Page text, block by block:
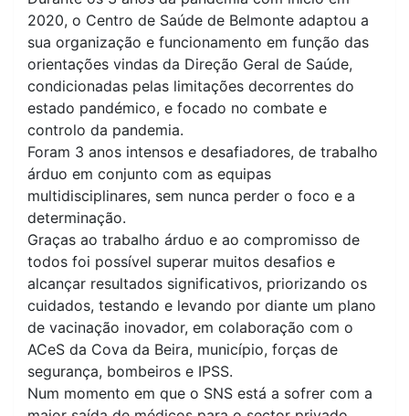
2020, o Centro de Saúde de Belmonte adaptou a
sua organização e funcionamento em função das
orientações vindas da Direção Geral de Saúde,
condicionadas pelas limitações decorrentes do
estado pandémico, e focado no combate e
controlo da pandemia.
Foram 3 anos intensos e desafiadores, de trabalho
árduo em conjunto com as equipas
multidisciplinares, sem nunca perder o foco e a
determinação.
Graças ao trabalho árduo e ao compromisso de
todos foi possível superar muitos desafios e
alcançar resultados significativos, priorizando os
cuidados, testando e levando por diante um plano
de vacinação inovador, em colaboração com o
ACeS da Cova da Beira, município, forças de
segurança, bombeiros e IPSS.
Num momento em que o SNS está a sofrer com a